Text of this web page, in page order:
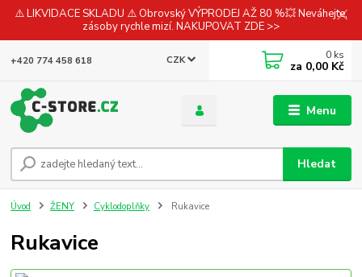
⚠️ LIKVIDACE SKLADU ⚠️ Obrovský VÝPRODEJ AŽ 80 %💥 Neváhejte,
zásoby rychle mizí. NAKUPOVAT ZDE >>
Menu
CZK
Hledat
+420 774 458 618 0 ks
za 0,00 Kč
Úvod ŽENY Cyklodoplňky Rukavice
Rukavice